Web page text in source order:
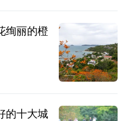
绚丽的橙
的十大城